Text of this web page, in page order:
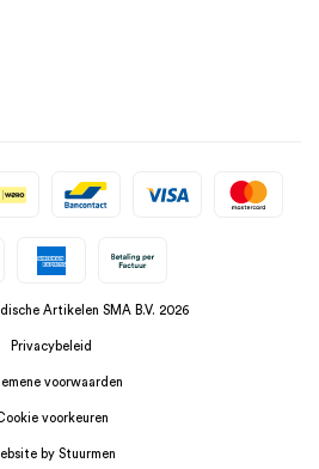
Artikelen SMA B.V. 2026
Privacybeleid
voorwaarden
voorkeuren
by Stuurmen